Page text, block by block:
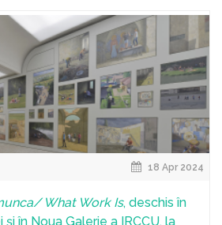
18 Apr 2024
What Work Is, deschis în
în Noua Galerie a IRCCU, la